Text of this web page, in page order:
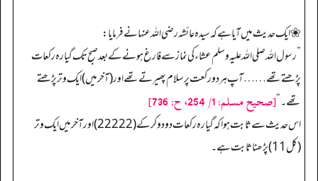
❀ ایک حدیث میں آیا ہے کہ سیدہ عائشہ رضی اللہ عنہا نے فرمایا:
”رسول اللہ صلی اللہ علیہ وسلم عشاء کی نماز سے فارغ ہونے کے بعد صبح تک گیارہ رکعات
پڑھتے تھے …… آپ ہر دو رکعت پر سلام پھیرتے تھے اور (آخر میں) ایک وتر پڑھتے
تھے۔“[صحیح مسلم: 1/ 254، ح: 736]
اس حدیث سے ثابت ہوا کہ گیارہ رکعات دو دو کر کے (2 2 2 2 2) اور آخر میں ایک وتر
(کل 11) پڑھنا ثابت ہے۔